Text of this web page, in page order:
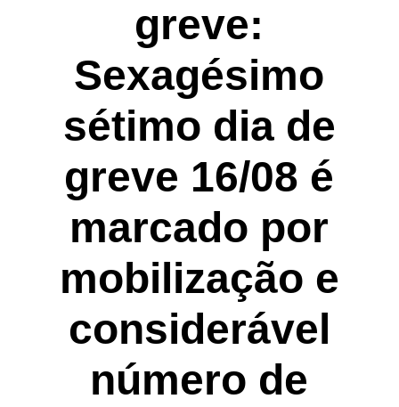
greve:
Sexagésimo
sétimo dia de
greve 16/08 é
marcado por
mobilização e
considerável
número de